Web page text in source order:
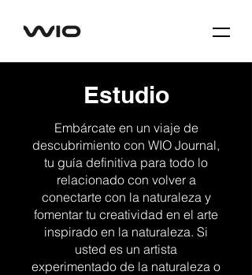
Estudio
Embárcate en un viaje de
descubrimiento con WIO Journal,
tu guía definitiva para todo lo
relacionado con volver a
conectarte con la naturaleza y
fomentar tu creatividad en el arte
inspirado en la naturaleza. Si
usted es un artista
experimentado de la naturaleza o